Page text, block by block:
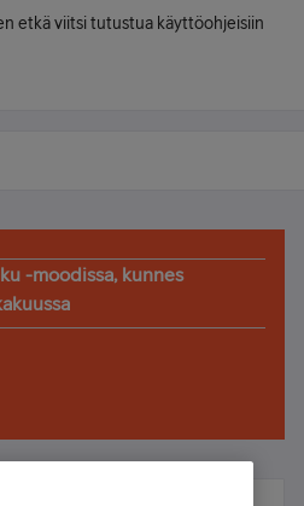
etkä viitsi tutustua käyttöohjeisiin
-moodissa, kunnes